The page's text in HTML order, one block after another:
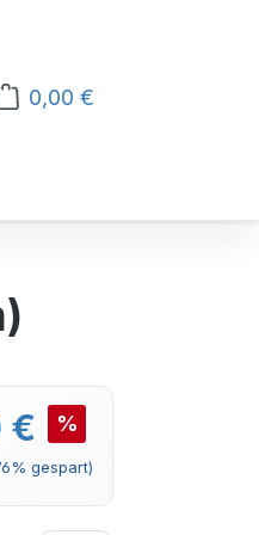
0,00 €
Warenkorb enthält 0
€ %
gespart)